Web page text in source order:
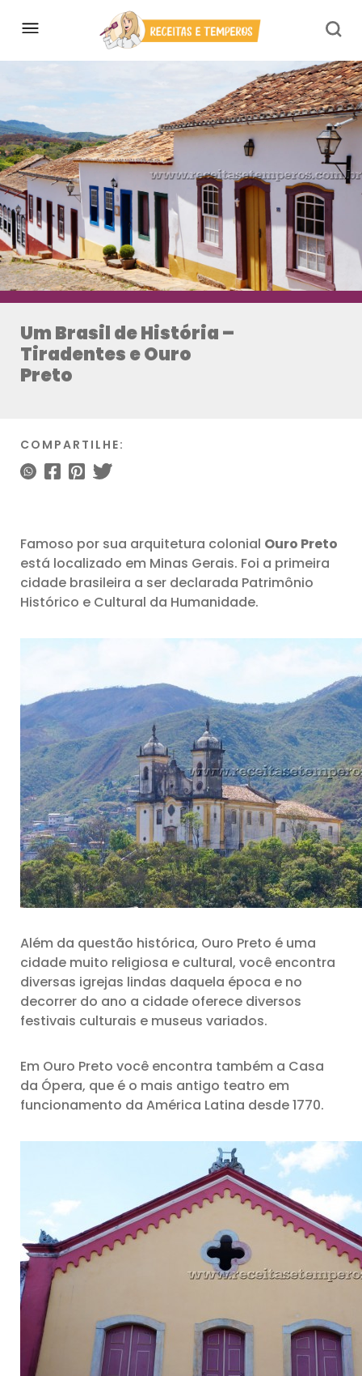
Um Brasil de História –
Tiradentes e Ouro
Preto
COMPARTILHE:
Famoso por sua arquitetura colonial Ouro Preto
está localizado em Minas Gerais. Foi a primeira
cidade brasileira a ser declarada Patrimônio
Histórico e Cultural da Humanidade.
Além da questão histórica, Ouro Preto é uma
cidade muito religiosa e cultural, você encontra
diversas igrejas lindas daquela época e no
decorrer do ano a cidade oferece diversos
festivais culturais e museus variados.
Em Ouro Preto você encontra também a Casa
da Ópera, que é o mais antigo teatro em
funcionamento da América Latina desde 1770.